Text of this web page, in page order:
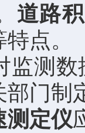
道路
点。
数
门制
测定仪